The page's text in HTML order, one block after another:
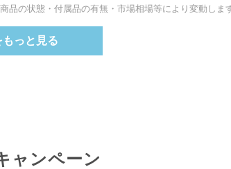
の状態・付属品の有無・市場相場等により変動します
っと見る
ャンペーン